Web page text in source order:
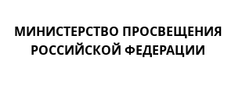
МИНИСТЕРСТВО ПРОСВЕЩЕНИЯ
РОССИЙСКОЙ ФЕДЕРАЦИИ